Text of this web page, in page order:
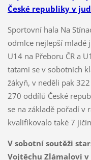
České republiky v
Sportovní hala Na
odmlce nejlepší mladé
U14 na Přeboru ČR a
tatami se v sobotních
žákyň, v neděli pak
270 oddílů České
se na základě pořadí v
kvalifikovalo také 7
V sobotní soutěži
Vojtěchu Zlámalovi